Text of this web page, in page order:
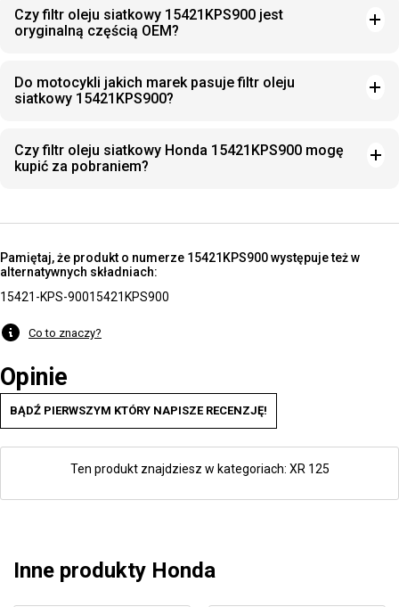
Czy filtr oleju siatkowy 15421KPS900 jest
oryginalną częścią OEM?
Do motocykli jakich marek pasuje filtr oleju
siatkowy 15421KPS900?
Czy filtr oleju siatkowy Honda 15421KPS900 mogę
kupić za pobraniem?
Pamiętaj, że produkt o numerze 15421KPS900 występuje też w
alternatywnych składniach:
15421-KPS-90015421KPS900
Co to znaczy?
Opinie
BĄDŹ PIERWSZYM KTÓRY NAPISZE RECENZJĘ!
Ten produkt znajdziesz w kategoriach: XR 125
Inne produkty Honda